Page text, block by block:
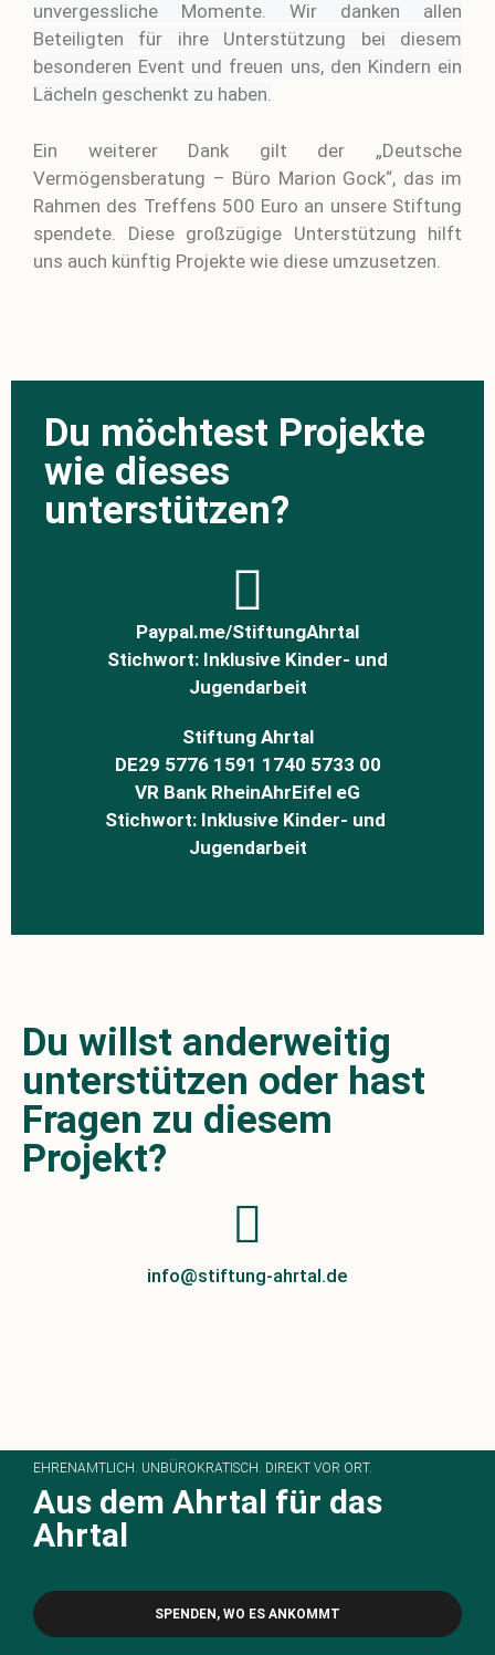
unvergessliche Momente. Wir danken allen
Beteiligten für ihre Unterstützung bei diesem
besonderen Event und freuen uns, den Kindern ein
Lächeln geschenkt zu haben.
Ein weiterer Dank gilt der „Deutsche
Vermögensberatung – Büro Marion Gock“, das im
Rahmen des Treffens 500 Euro an unsere Stiftung
spendete. Diese großzügige Unterstützung hilft
uns auch künftig Projekte wie diese umzusetzen.
Du möchtest Projekte
wie dieses
unterstützen?
Paypal.me/StiftungAhrtal
Stichwort: Inklusive Kinder- und
Jugendarbeit
Stiftung Ahrtal
DE29 5776 1591 1740 5733 00
VR Bank RheinAhrEifel eG
Stichwort: Inklusive Kinder- und
Jugendarbeit
Du willst anderweitig
unterstützen oder hast
Fragen zu diesem
Projekt?
info@stiftung-ahrtal.de
EHRENAMTLICH. UNBÜROKRATISCH. DIREKT VOR ORT.
Aus dem Ahrtal für das
Ahrtal
SPENDEN, WO ES ANKOMMT